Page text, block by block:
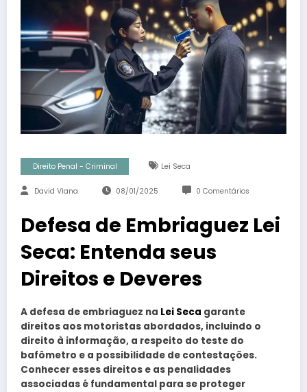
Direito Penal - Criminal Lei Seca
David Viana 08/01/2025 0 Comentários
Defesa de Embriaguez Lei
Seca: Entenda seus
Direitos e Deveres
A defesa de embriaguez na Lei Seca garante
direitos aos motoristas abordados, incluindo o
direito à informação, a respeito do teste do
bafômetro e a possibilidade de contestações.
Conhecer esses direitos e as penalidades
associadas é fundamental para se proteger